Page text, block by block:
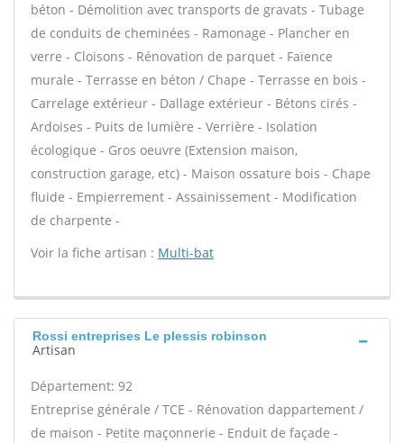
béton - Démolition avec transports de gravats - Tubage
de conduits de cheminées - Ramonage - Plancher en
verre - Cloisons - Rénovation de parquet - Faïence
murale - Terrasse en béton / Chape - Terrasse en bois -
Carrelage extérieur - Dallage extérieur - Bétons cirés -
Ardoises - Puits de lumière - Verrière - Isolation
écologique - Gros oeuvre (Extension maison,
construction garage, etc) - Maison ossature bois - Chape
fluide - Empierrement - Assainissement - Modification
de charpente -
Voir la fiche artisan : Multi-bat
Rossi entreprises Le plessis robinson
Artisan
Département: 92
Entreprise générale / TCE - Rénovation dappartement /
de maison - Petite maçonnerie - Enduit de façade -